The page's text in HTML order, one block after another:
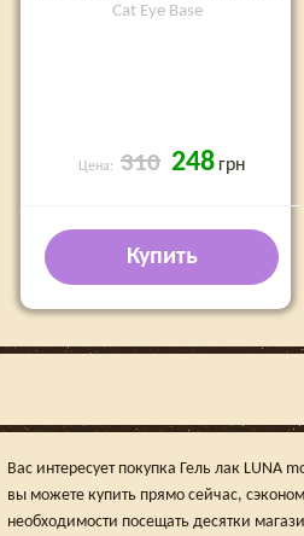
Cat Eye Base
Цена: 310 248 грн
Купить
Вас интересует покупка Гель лак LUNA
вы можете купить прямо сейчас,
необходимости посещать десятки